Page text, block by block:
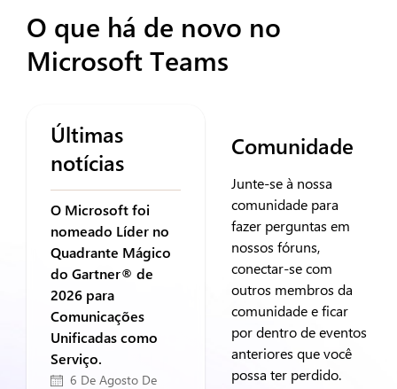
O que há de novo no
Microsoft Teams
Últimas
notícias
O Microsoft foi
nomeado Líder no
Quadrante Mágico
do Gartner® de
2026 para
Comunicações
Unificadas como
Serviço.
6 De Agosto De
Comunidade
Junte-se à nossa
comunidade para
fazer perguntas em
nossos fóruns,
conectar-se com
outros membros da
comunidade e ficar
por dentro de eventos
anteriores que você
possa ter perdido.